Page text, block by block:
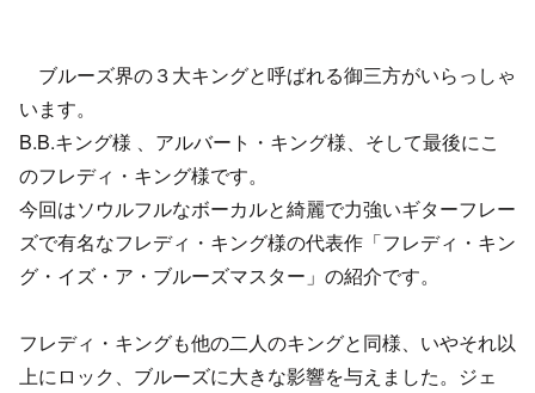
ブルーズ界の３大キングと呼ばれる御三方がいらっしゃ
います。
B.B.キング様 、アルバート・キング様、そして最後にこ
のフレディ・キング様です。
今回はソウルフルなボーカルと綺麗で力強いギターフレー
ズで有名なフレディ・キング様の代表作「フレディ・キン
グ・イズ・ア・ブルーズマスター」の紹介です。
フレディ・キングも他の二人のキングと同様、いやそれ以
上にロック、ブルーズに大きな影響を与えました。ジェ